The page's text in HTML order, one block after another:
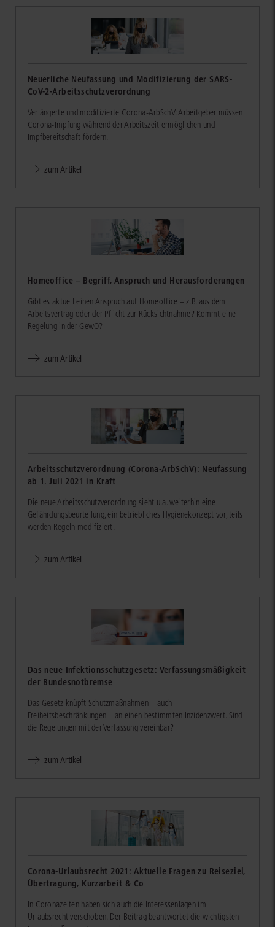
Neuerliche Neufassung und Modifizierung der SARS-
CoV-2-Arbeitsschutzverordnung
Verlängerte und modifizierte Corona-ArbSchV: Arbeitgeber müssen
Corona-Impfung während der Arbeitszeit ermöglichen und
Impfbereitschaft fördern.
zum Artikel
Homeoffice – Begriff, Anspruch und Herausforderungen
Gibt es aktuell einen Anspruch auf Homeoffice – z.B. aus dem
Arbeitsvertrag oder der Pflicht zur Rücksichtnahme? Kommt eine
Regelung in der GewO?
zum Artikel
Arbeitsschutzverordnung (Corona-ArbSchV): Neufassung
ab 1. Juli 2021 in Kraft
Die neue Arbeitsschutzverordnung sieht u.a. weiterhin eine
Gefährdungsbeurteilung, ein betriebliches Hygienekonzept vor, teils
werden Regeln modifiziert.
zum Artikel
Das neue Infektionsschutzgesetz: Verfassungsmäßigkeit
der Bundesnotbremse
Das Gesetz knüpft Schutzmaßnahmen – auch
Freiheitsbeschränkungen – an einen bestimmten Inzidenzwert. Sind
die Regelungen mit der Verfassung vereinbar?
zum Artikel
Corona-Urlaubsrecht 2021: Aktuelle Fragen zu Reiseziel,
Übertragung, Kurzarbeit & Co
In Coronazeiten haben sich auch die Interessenlagen im
Urlaubsrecht verschoben. Der Beitrag beantwortet die wichtigsten